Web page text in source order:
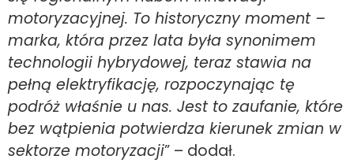
motoryzacyjnej. To historyczny moment –
marka, która przez lata była synonimem
technologii hybrydowej, teraz stawia na
pełną elektryfikację, rozpoczynając tę
podróż właśnie u nas. Jest to zaufanie, które
bez wątpienia potwierdza kierunek zmian w
sektorze motoryzacji” – dodał.